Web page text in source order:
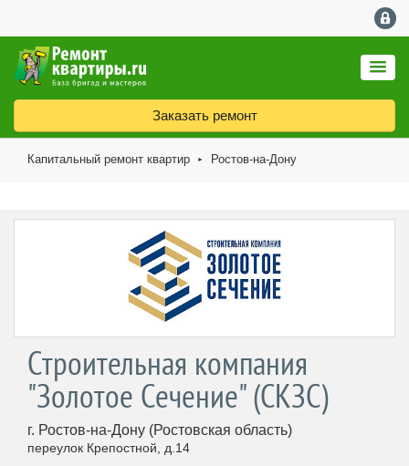
Заказать ремонт
Капитальный ремонт квартир ► Ростов-на-Дону
Строительная компания
"Золотое Сечение" (СКЗС)
г. Ростов-на-Дону (Ростовская область)
переулок Крепостной, д.14